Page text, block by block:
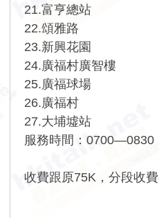
21.富亨總站
22.頌雅路
23.新興花園
24.廣福村廣智樓
25.廣福球場
26.廣福村
27.大埔墟站
服務時間：
收費跟原75K，分段收